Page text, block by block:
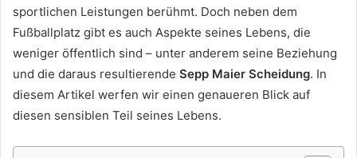
sportlichen Leistungen berühmt. Doch neben dem
Fußballplatz gibt es auch Aspekte seines Lebens, die
weniger öffentlich sind – unter anderem seine Beziehung
und die daraus resultierende Sepp Maier Scheidung. In
diesem Artikel werfen wir einen genaueren Blick auf
diesen sensiblen Teil seines Lebens.